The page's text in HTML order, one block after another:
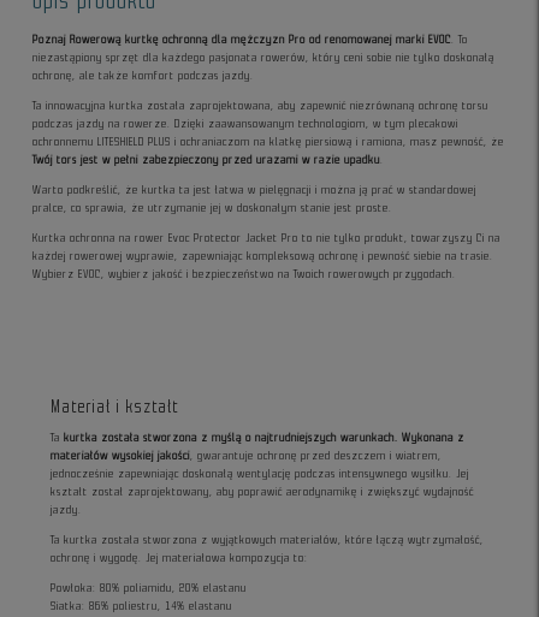
Poznaj Rowerową kurtkę ochronną dla mężczyzn Pro od renomowanej marki EVOC
. To
niezastąpiony sprzęt dla każdego pasjonata rowerów, który ceni sobie nie tylko doskonałą
ochronę, ale także komfort podczas jazdy.
Ta innowacyjna kurtka została zaprojektowana, aby zapewnić niezrównaną ochronę torsu
podczas jazdy na rowerze. Dzięki zaawansowanym technologiom, w tym plecakowi
ochronnemu LITESHIELD PLUS i ochraniaczom na klatkę piersiową i ramiona, masz pewność, że
Twój tors jest w pełni zabezpieczony przed urazami w razie upadku
Warto podkreślić, że kurtka ta jest łatwa w pielęgnacji i można ją prać w standardowej
pralce, co sprawia, że utrzymanie jej w doskonałym stanie jest proste.
Kurtka ochronna na rower Evoc Protector Jacket Pro to nie tylko produkt, towarzyszy Ci na
każdej rowerowej wyprawie, zapewniając kompleksową ochronę i pewność siebie na trasie.
Wybierz EVOC, wybierz jakość i bezpieczeństwo na Twoich rowerowych przygodach.
Materiał i kształt
Ta kurtka została stworzona z myślą o najtrudniejszych warunkach. Wykonana z
materiałów wysokiej jakości, gwarantuje ochronę przed deszczem i wiatrem,
jednocześnie zapewniając doskonałą wentylację podczas intensywnego wysiłku. Jej
kształt został zaprojektowany, aby poprawić aerodynamikę i zwiększyć wydajność
jazdy.
Ta kurtka została stworzona z wyjątkowych materiałów, które łączą wytrzymałość,
ochronę i wygodę. Jej materiałowa kompozycja to:
Powłoka: 80% poliamidu, 20% elastanu
Siatka: 86% poliestru, 14% elastanu